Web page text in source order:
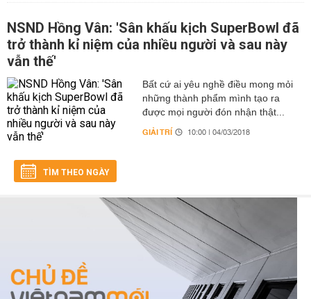
NSND Hồng Vân: 'Sân khấu kịch SuperBowl đã
trở thành kỉ niệm của nhiều người và sau này
vẫn thế'
Bất cứ ai yêu nghề điều mong mỏi
những thành phẩm mình tạo ra
được mọi người đón nhận thật...
GIẢI TRÍ 10:00 | 04/03/2018
TÌM THEO NGÀY